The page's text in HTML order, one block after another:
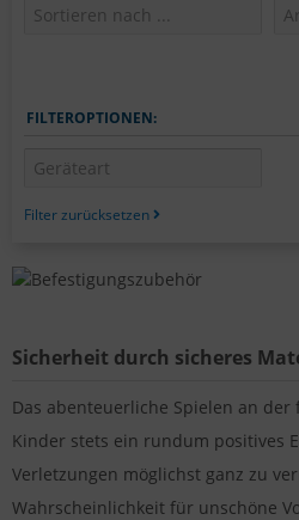
FILTEROPTIONEN:
Filter zurücksetzen
Sicherheit durch sicheres
Das abenteuerliche Spielen an
Kinder stets ein rundum positives
Verletzungen möglichst ganz zu
Wahrscheinlichkeit für unschöne